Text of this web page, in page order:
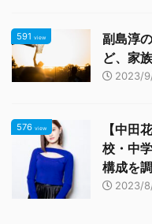
591 view
副島淳
ど、家
2023/
576 view
【中田
校・中
構成を
2023/